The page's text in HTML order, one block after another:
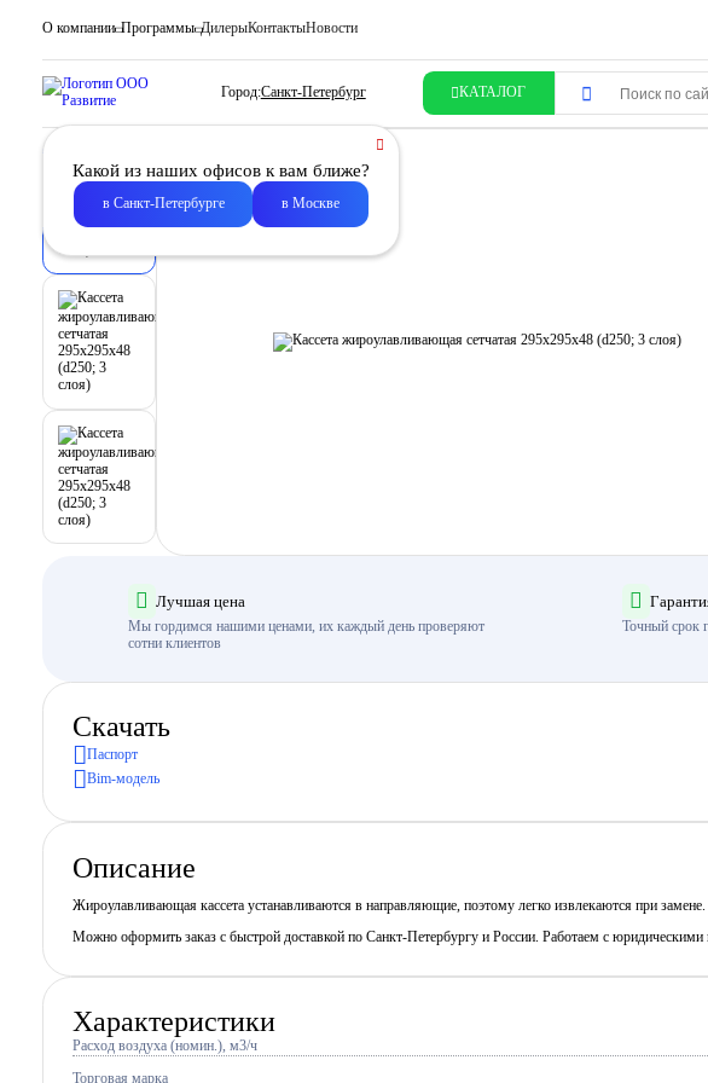
О компании Программы ДилерыКонтактыНовости
Город:Санкт-Петербург КАТАЛОГ
Какой из наших офисов к вам ближе?
в Санкт-Петербурге в Москве
Лучшая цена
Мы гордимся нашими ценами, их каждый день проверяют
сотни клиентов
Точный срок
Скачать
Паспорт
Bim-модель
Описание
Жироулавливающая кассета устанавливаются в направляющие, поэтому легко извлекаются при
Можно оформить заказ с быстрой доставкой по Санкт-Петербургу и России. Работаем с
Характеристики
Расход воздуха (номин.), м3/ч
Торговая марка